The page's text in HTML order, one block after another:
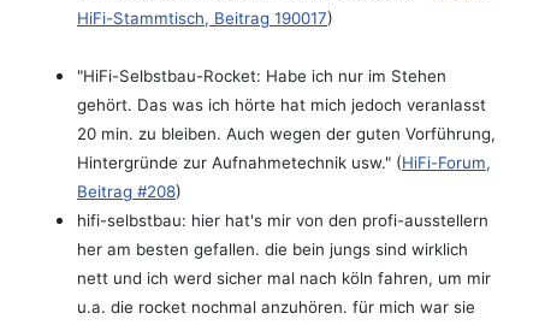
HiFi-Stammtisch, Beitrag 190017)
"HiFi-Selbstbau-Rocket: Habe ich nur im Stehen
gehört. Das was ich hörte hat mich jedoch veranlasst
20 min. zu bleiben. Auch wegen der guten Vorführung,
Hintergründe zur Aufnahmetechnik usw." (HiFi-Forum,
Beitrag #208)
hifi-selbstbau: hier hat's mir von den profi-ausstellern
her am besten gefallen. die bein jungs sind wirklich
nett und ich werd sicher mal nach köln fahren, um mir
u.a. die rocket nochmal anzuhören. für mich war sie